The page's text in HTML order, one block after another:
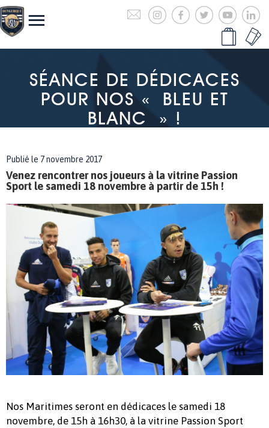
SÉANCE DE DÉDICACES
POUR NOS « BLEU ET
BLANC » !
Publié le 7 novembre 2017
Venez rencontrer nos joueurs à la vitrine Passion
Sport le samedi 18 novembre à partir de 15h !
Nos Maritimes seront en dédicaces le samedi 18
novembre, de 15h à 16h30, à la vitrine Passion Sport